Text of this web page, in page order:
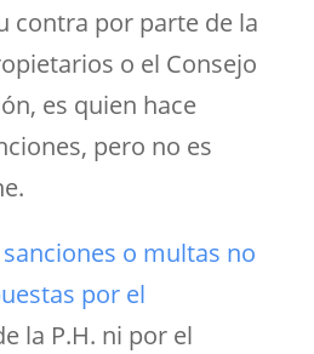
contra por parte de la
o el Consejo
es quien hace
pero no es
o multas no
por el
la P.H. ni por el